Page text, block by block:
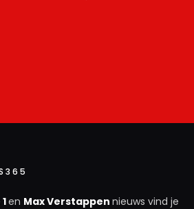
en Max Verstappen nieuws vind je